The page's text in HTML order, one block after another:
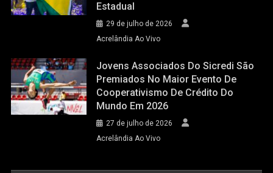
Estadual
29 de julho de 2026
Acrelândia Ao Vivo
Jovens Associados Do Sicredi São
Premiados No Maior Evento De
Cooperativismo De Crédito Do
Mundo Em 2026
27 de julho de 2026
Acrelândia Ao Vivo